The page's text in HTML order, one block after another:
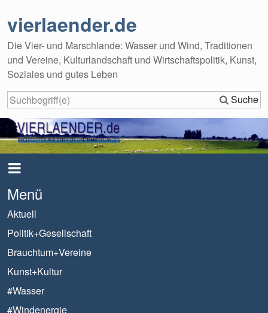
vierlaender.de
Die Vier- und Marschlande: Wasser und Wind, Traditionen
und Vereine, Kulturlandschaft und Wirtschaftspolitik, Kunst,
Soziales und gutes Leben
Suche
Menü
Aktuell
Politik+Gesellschaft
Brauchtum+Vereine
Kunst+Kultur
#Wasser
#Windenergie